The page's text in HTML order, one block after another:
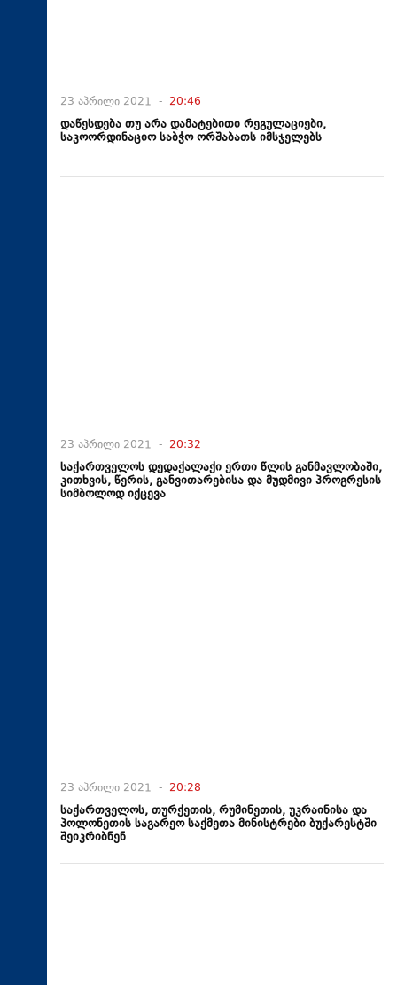
23 აპრილი 2021 - 20:46
დაწესდება თუ არა დამატებითი რეგულაციები,
საკოორდინაციო საბჭო ორშაბათს იმსჯელებს
23 აპრილი 2021 - 20:32
საქართველოს დედაქალაქი ერთი წლის განმავლობაში,
კითხვის, წერის, განვითარებისა და მუდმივი პროგრესის
სიმბოლოდ იქცევა
23 აპრილი 2021 - 20:28
საქართველოს, თურქეთის, რუმინეთის, უკრაინისა და
პოლონეთის საგარეო საქმეთა მინისტრები ბუქარესტში
შეიკრიბნენ